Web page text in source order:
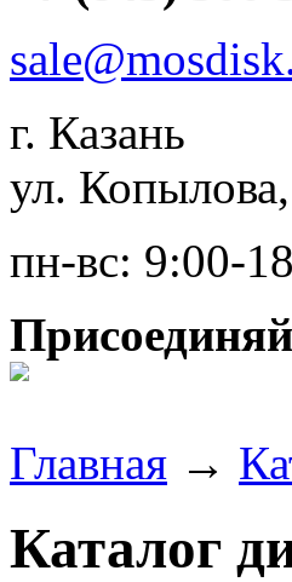
г. Казань
ул.
пн-вс: 9:00-
Главная →
Каталог